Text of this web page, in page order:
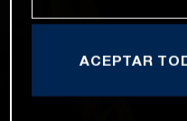
ACEPTAR